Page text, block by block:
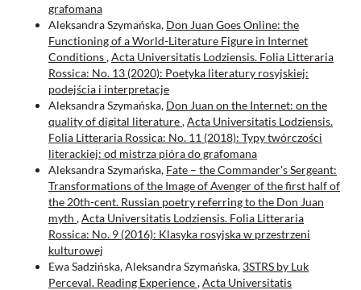
grafomana
Aleksandra Szymańska, Don Juan Goes Online: the
Functioning of a World-Literature Figure in Internet
Conditions,Acta Universitatis Lodziensis. Folia Litteraria
Rossica: No. 13 (2020): Poetyka literatury rosyjskiej:
podejścia i interpretacje
Aleksandra Szymańska, Don Juan on the Internet: on the
quality of digital literature,Acta Universitatis Lodziensis.
Folia Litteraria Rossica: No. 11 (2018): Typy twórczości
literackiej: od mistrza pióra do grafomana
Aleksandra Szymańska, Fate – the Commander's Sergeant:
Transformations of the Image of Avenger of the first half of
the 20th-cent. Russian poetry referring to the Don Juan
myth ,Acta Universitatis Lodziensis. Folia Litteraria
Rossica: No. 9 (2016): Klasyka rosyjska w przestrzeni
kulturowej
Ewa Sadzińska, Aleksandra Szymańska, 3STRS by Luk
Perceval. Reading Experience,Acta Universitatis